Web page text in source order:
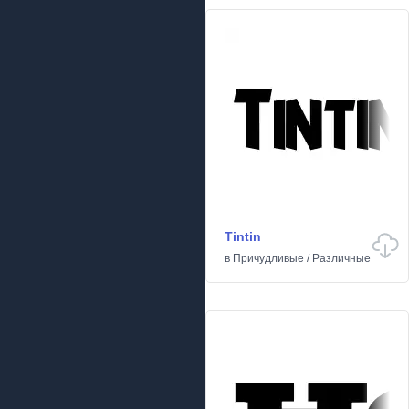
Tintin
в Причудливые / Различные